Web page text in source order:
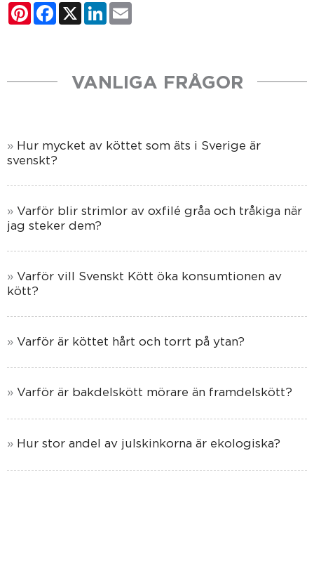
PinterestFacebook
X LinkedIn
VANLIGA FRÅGOR
Hur mycket av köttet som äts i Sverige är
svenskt?
Varför blir strimlor av oxfilé gråa och tråkiga när
jag steker dem?
Varför vill Svenskt Kött öka konsumtionen av
kött?
Varför är köttet hårt och torrt på ytan?
Varför är bakdelskött mörare än framdelskött?
Hur stor andel av julskinkorna är ekologiska?